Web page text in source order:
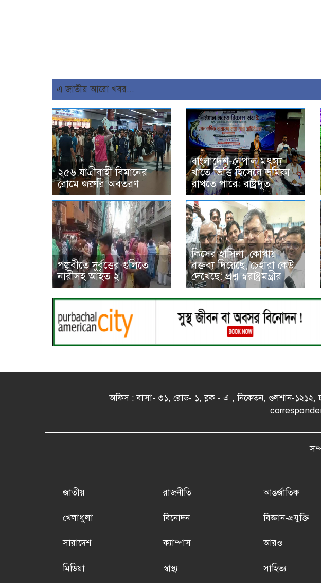
এ জাতীয় আরো খবর...
২৫৬ যাত্রীবাহী বিমানের
রোমে জরুরি অবতরণ
বাংলাদেশ-নেপাল মৎস্য
খাতে ভিত্তি হিসেবে ভূমিকা
রাখতে পারে: রাষ্ট্রদূত
পল্লবীতে দুর্বৃত্তের গুলিতে
নারীসহ আহত ২
কিসের হাসিনা, কোথায়
বক্তব্য দিয়েছে, চেহারা কেউ
দেখেছে: প্রশ্ন স্বরাষ্ট্রমন্ত্রীর
অফিস : বাসা- ৩১, রোড- ১, ব্লক - এ , নিকেতন, গুলশান-
জাতীয় রাজনীতি আন্তর্জাতিক
খেলাধুলা বিনোদন বিজ্ঞান-প্রযুক্তি
সারাদেশ ক্যাম্পাস আরও
মিডিয়া স্বাস্থ্য সাহিত্য